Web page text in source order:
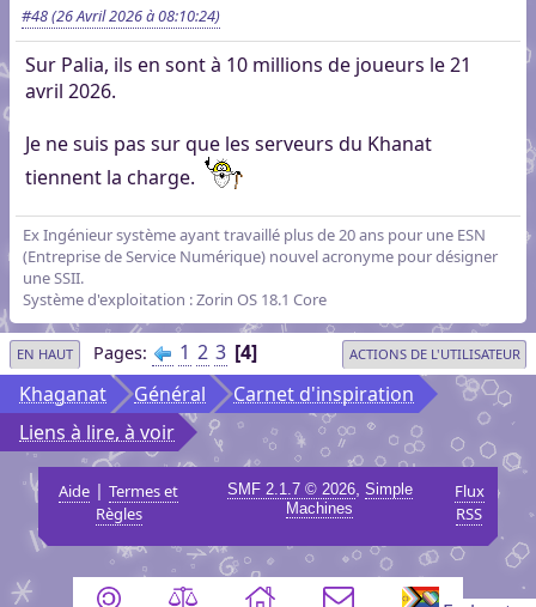
#48(26 Avril 2026 à 08:10:24)
Sur Palia, ils en sont à 10 millions de joueurs le 21
avril 2026.
Je ne suis pas sur que les serveurs du Khanat
tiennent la charge.
Ex Ingénieur système ayant travaillé plus de 20 ans pour une ESN
(Entreprise de Service Numérique) nouvel acronyme pour désigner
une SSII.
Système d'exploitation : Zorin OS 18.1 Core
EN HAUT Pages 1 2 3 4 ACTIONS DE L'UTILISATEUR
Khaganat Général
Carnet d'inspiration
Liens à lire, à voir
Aide |Termes et
Règles
SMF 2.1.7 © 2026, Simple
Machines
Flux
RSS